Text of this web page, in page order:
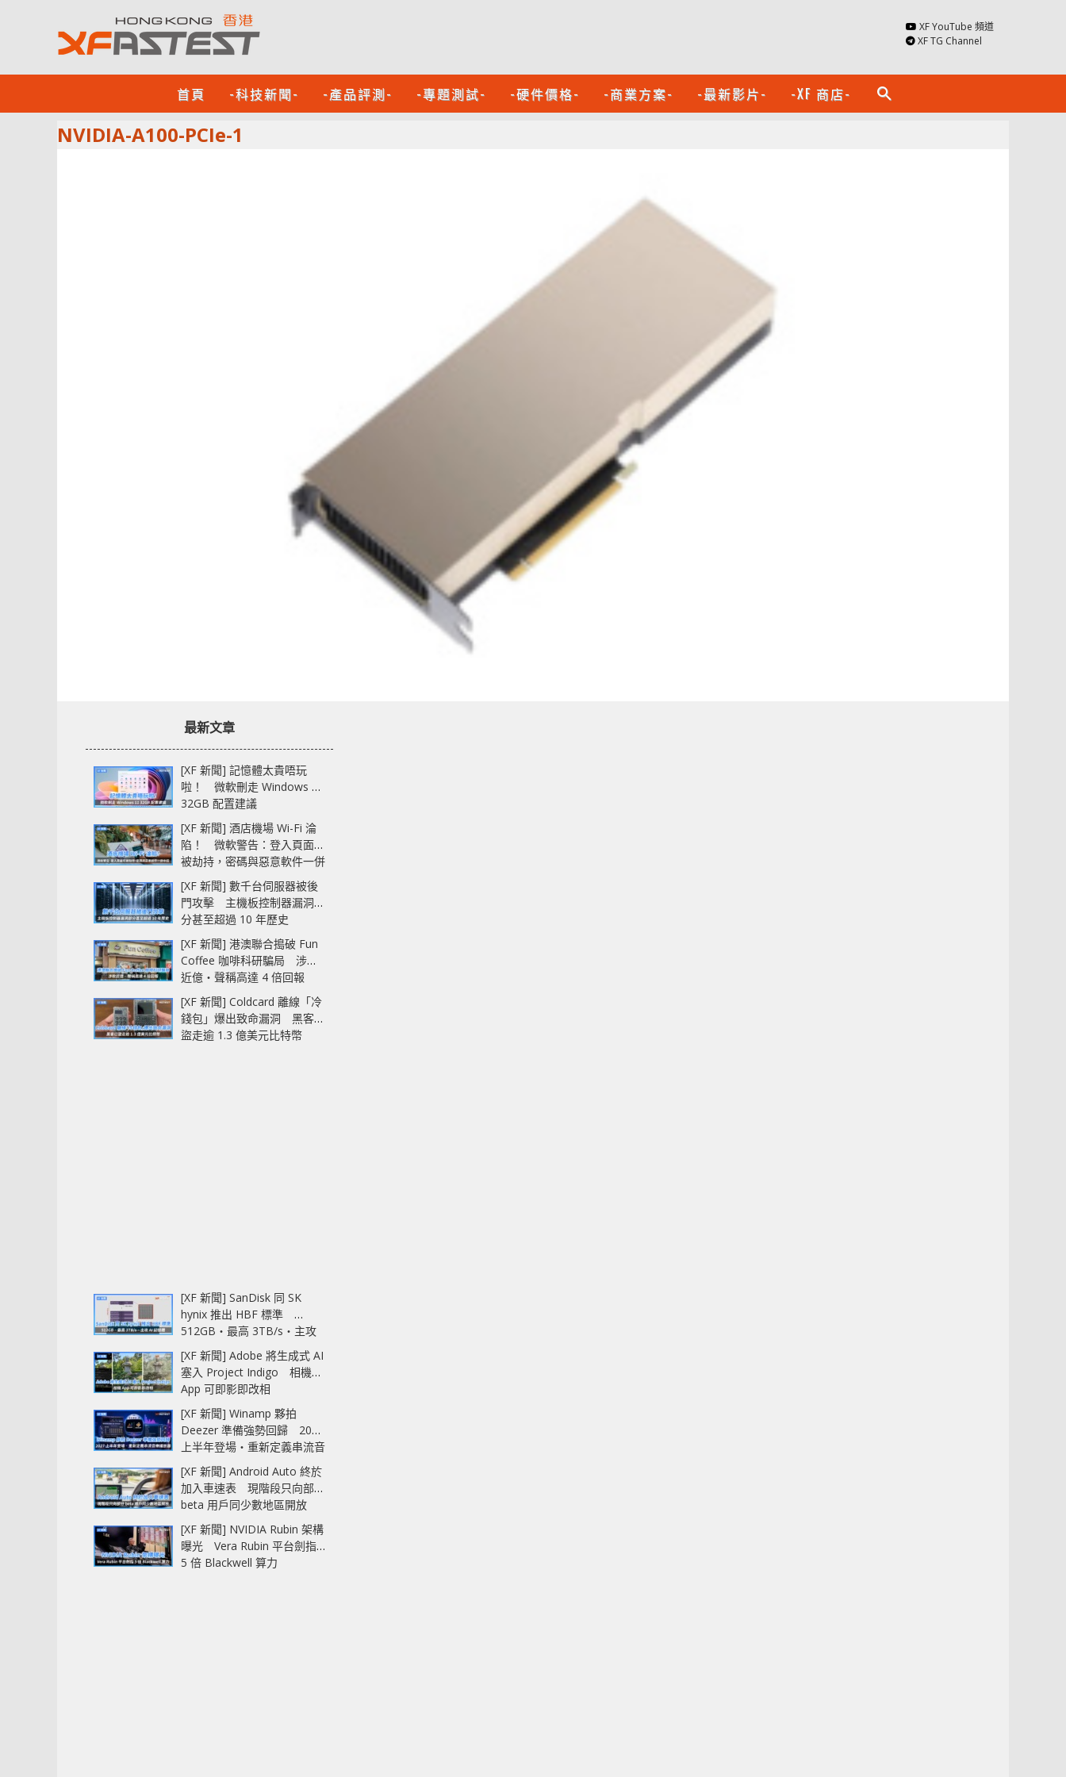
XF YouTube 頻道
XF TG Channel
首頁 -科技新聞- -產品評測- -專題測試- -硬件價格- -商業方案- -最新影片- -XF 商店- search
NVIDIA-A100-PCIe-1
最新文章
[XF 新聞] 記憶體太貴唔玩
啦！ 微軟刪走 Windows 11
32GB 配置建議
[XF 新聞] 酒店機場 Wi-Fi 淪
陷！ 微軟警告：登入頁面可
被劫持，密碼與惡意軟件一併
中招
[XF 新聞] 數千台伺服器被後
門攻擊 主機板控制器漏洞部
分甚至超過 10 年歷史
[XF 新聞] 港澳聯合搗破 Fun
Coffee 咖啡科研騙局 涉款
近億‧聲稱高達 4 倍回報
[XF 新聞] Coldcard 離線「冷
錢包」爆出致命漏洞 黑客已
盜走逾 1.3 億美元比特幣
[XF 新聞] SanDisk 同 SK
hynix 推出 HBF 標準
512GB‧最高 3TB/s‧主攻
AI 記憶體
[XF 新聞] Adobe 將生成式 AI
塞入 Project Indigo 相機
App 可即影即改相
[XF 新聞] Winamp 夥拍
Deezer 準備強勢回歸 2027
上半年登場‧重新定義串流音
樂播放器
[XF 新聞] Android Auto 終於
加入車速表 現階段只向部分
beta 用戶同少數地區開放
[XF 新聞] NVIDIA Rubin 架構
曝光 Vera Rubin 平台劍指
5 倍 Blackwell 算力